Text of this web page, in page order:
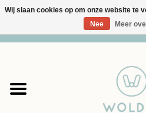
Garens
Wij slaan cookies op om onze website te
Nee
Meer